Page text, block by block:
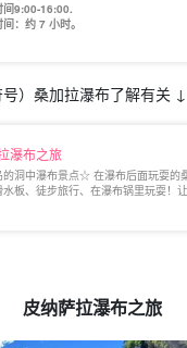
间9:00-16:00.
：约 7 小时。
） 桑加拉瀑布了解有关 ↓
瀑布之旅
的洞中瀑布景点☆ 在瀑布后面玩耍的
板、徒步旅行、在瀑布锅里玩耍！
皮纳萨拉瀑布之旅